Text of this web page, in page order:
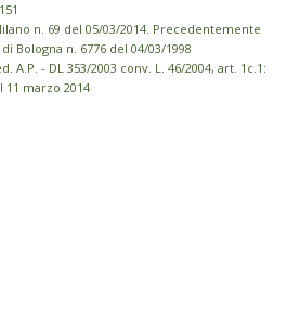
n. 69 del 05/03/2014. Precedentemente
Bologna n. 6776 del 04/03/1998
A.P. - DL 353/2003 conv. L. 46/2004, art. 1c.1:
11 marzo 2014